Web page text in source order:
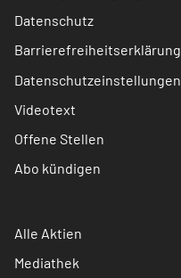
Datenschutz
Barrierefreiheitserklärung
Datenschutzeinstellungen
Videotext
Offene Stellen
Abo kündigen
Alle Aktien
Mediathek